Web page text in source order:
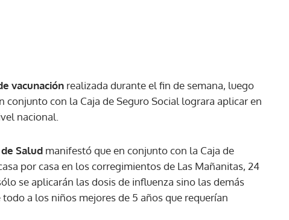
vacunación realizada durante el fin de semana, luego
conjunto con la Caja de Seguro Social lograra aplicar en
nacional.
Salud manifestó que en conjunto con la Caja de
por casa en los corregimientos de Las Mañanitas, 24
se aplicarán las dosis de influenza sino las demás
a los niños mejores de 5 años que requerían